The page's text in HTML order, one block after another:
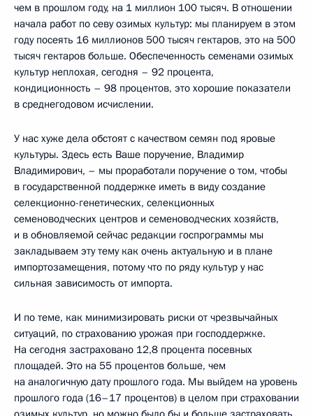
чем в прошлом году, на 1 миллион 100 тысяч. В отношении
начала работ по севу озимых культур: мы планируем в этом
году посеять 16 миллионов 500 тысяч гектаров, это на 500
тысяч гектаров больше. Обеспеченность семенами озимых
культур неплохая, сегодня – 92 процента,
кондиционность – 98 процентов, это хорошие показатели
в среднегодовом исчислении.
У нас хуже дела обстоят с качеством семян под яровые
культуры. Здесь есть Ваше поручение, Владимир
Владимирович, – мы проработали поручение о том, чтобы
в государственной поддержке иметь в виду создание
селекционно-генетических, селекционных
семеноводческих центров и семеноводческих хозяйств,
и в обновляемой сейчас редакции госпрограммы мы
закладываем эту тему как очень актуальную и в плане
импортозамещения, потому что по ряду культур у нас
сильная зависимость от импорта.
И по теме, как минимизировать риски от чрезвычайных
ситуаций, по страхованию урожая при господдержке.
На сегодня застраховано 12,8 процента посевных
площадей. Это на 55 процентов больше, чем
на аналогичную дату прошлого года. Мы выйдем на уровень
прошлого года (16–17 процентов) в целом при страховании